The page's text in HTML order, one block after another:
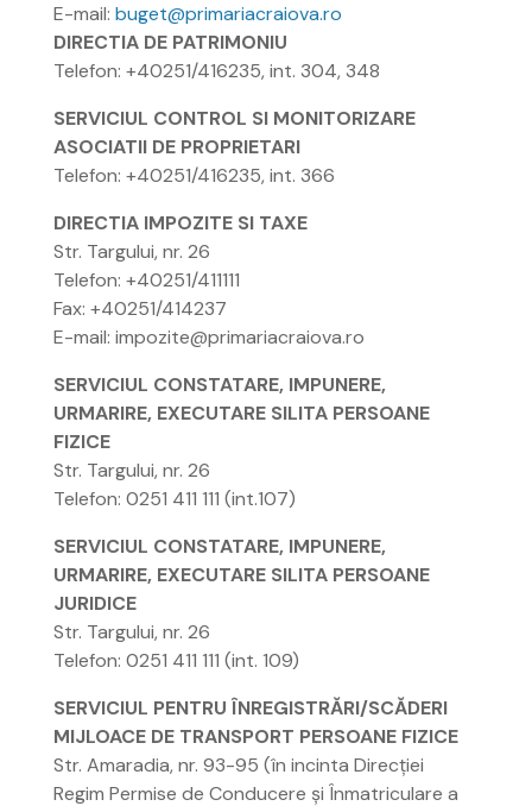
E-mail: buget@primariacraiova.ro
DIRECTIA DE PATRIMONIU
Telefon: +40251/416235, int. 304, 348
SERVICIUL CONTROL SI MONITORIZARE
ASOCIATII DE PROPRIETARI
Telefon: +40251/416235, int. 366
DIRECTIA IMPOZITE SI TAXE
Str. Targului, nr. 26
Telefon: +40251/411111
Fax: +40251/414237
E-mail: impozite@primariacraiova.ro
SERVICIUL CONSTATARE, IMPUNERE,
URMARIRE, EXECUTARE SILITA PERSOANE
FIZICE
Str. Targului, nr. 26
Telefon: 0251 411 111 (int.107)
SERVICIUL CONSTATARE, IMPUNERE,
URMARIRE, EXECUTARE SILITA PERSOANE
JURIDICE
Str. Targului, nr. 26
Telefon: 0251 411 111 (int. 109)
SERVICIUL PENTRU ÎNREGISTRĂRI/SCĂDERI
MIJLOACE DE TRANSPORT PERSOANE FIZICE
Str. Amaradia, nr. 93-95 (în incinta Direcției
Regim Permise de Conducere și Înmatriculare a